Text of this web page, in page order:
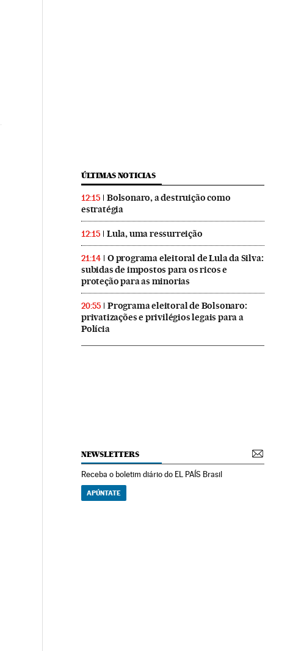
ÚLTIMAS NOTICIAS
12:15
Bolsonaro, a destruição como
estratégia
12:15 Lula, uma ressurreição
21:14
O programa eleitoral de Lula da Silva:
subidas de impostos para os ricos e
proteção para as minorias
20:55
Programa eleitoral de Bolsonaro:
privatizações e privilégios legais para a
Polícia
NEWSLETTERS
Receba o boletim diário do EL PAÍS Brasil
APÚNTATE